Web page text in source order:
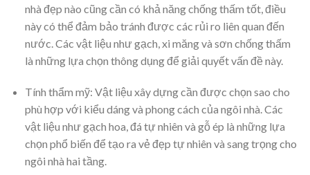
nhà đẹp nào cũng cần có khả năng chống thấm tốt, điều
này có thể đảm bảo tránh được các rủi ro liên quan đến
nước. Các vật liệu như gạch, xi măng và sơn chống thấm
là những lựa chọn thông dụng để giải quyết vấn đề này.
Tính thẩm mỹ: Vật liệu xây dựng cần được chọn sao cho
phù hợp với kiểu dáng và phong cách của ngôi nhà. Các
vật liệu như gạch hoa, đá tự nhiên và gỗ ép là những lựa
chọn phổ biến để tạo ra vẻ đẹp tự nhiên và sang trọng cho
ngôi nhà hai tầng.